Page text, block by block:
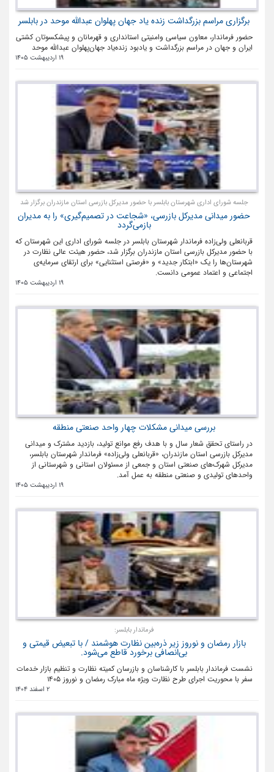
برگزاری مراسم بزرگداشت زنده یاد جهان پهلوان عبدالله موحد در بابلسر
حضور فرماندار، معاون سیاسی وامنیتی استانداری و قهرمانان و پیشکسوتان کشتی
ایران و جهان در مراسم بزرگداشت و یادبود زنده‌یاد جهان‌پهلوان عبدالله موحد
19 اردیبهشت 1405
جلسه شورای اداری شهرستان بابلسر با حضور مدیرکل بازرسی استان مازندران برگزار شد
حضور میدانی مدیرکل بازرسی، «شجاعت در تصمیم‌گیری» را به مدیران
بازمی‌گردد
قربانعلی ولی‌زاده فرماندار شهرستان بابلسر در جلسه شورای اداری این شهرستان که
با حضور مدیرکل بازرسی استان مازندران برگزار شد، حضور هیئت عالی نظارت در
شهرستان‌ها را یک «ابتکار جدید» و «فرصتی استثنایی» برای ارتقای سرمایه‌ی
اجتماعی و اعتماد عمومی دانست.
19 اردیبهشت 1405
بررسی میدانی مشکلات چهار واحد صنعتی منطقه
در راستای تحقق شعار سال و با هدف رفع موانع تولید، بازدید مشترک و میدانی
مدیرکل بازرسی استان مازندران، «قربانعلی ولی‌زاده» فرماندار شهرستان بابلسر،
مدیرکل شهرک‌های صنعتی استان و جمعی از مسئولان استانی و شهرستانی از
واحدهای تولیدی و صنعتی منطقه به عمل آمد.
19 اردیبهشت 1405
فرماندار بابلسر:
بازار رمضان و نوروز زیر ذره‌بین نظارت هوشمند / با تبعیض قیمتی و
بی‌انصافی برخورد قاطع می‌شود.
نشست فرماندار بابلسر با کارشناسان و بازرسان کمیته نظارت و تنظیم بازار خدمات
سفر با محوریت اجرای طرح نظارت ویژه ماه مبارک رمضان و نوروز ۱۴۰۵
2 اسفند 1404